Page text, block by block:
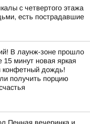
с четвертого этажа
есть пострадавшие
В лаунж-зоне прошло
минут новая яркая
конфетный дождь!
получить порцию